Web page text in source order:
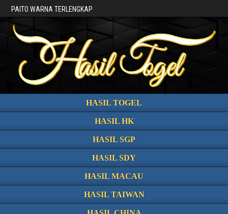
PAITO WARNA TERLENGKAP
HASIL TOGEL
HASIL HK
HASIL SGP
HASIL SDY
HASIL MACAU
HASIL TAIWAN